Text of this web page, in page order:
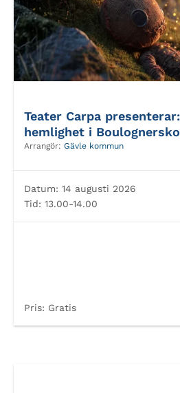
Teater Carpa
hemlighet i
Arrangör: Gävle kommun
Datum: 14 augusti 2026
Tid: 13.00-14.00
Pris: Gratis